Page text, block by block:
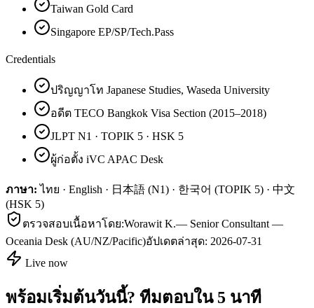
Taiwan Gold Card
Singapore EP/SP/Tech.Pass
Credentials
ปริญญาโท Japanese Studies, Waseda University
อดีต TECO Bangkok Visa Section (2015–2018)
JLPT N1 · TOPIK 5 · HSK 5
ผู้ก่อตั้ง iVC APAC Desk
ภาษา: ไทย · English · 日本語 (N1) · 한국어 (TOPIK 5) · 中文
(HSK 5)
ตรวจสอบเนื้อหาโดย:Worawit K.— Senior Consultant —
Oceania Desk (AU/NZ/Pacific)อัปเดตล่าสุด: 2026-07-31
Live now
พร้อมเริ่มต้นวันนี้? ทีมตอบใน 5 นาที